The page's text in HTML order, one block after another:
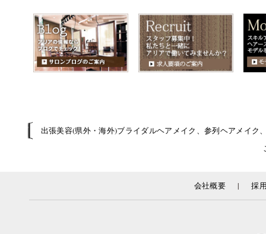
出張美容(県外・海外)ブライダルヘアメイク、参列ヘアメイ
会社概要 | 採